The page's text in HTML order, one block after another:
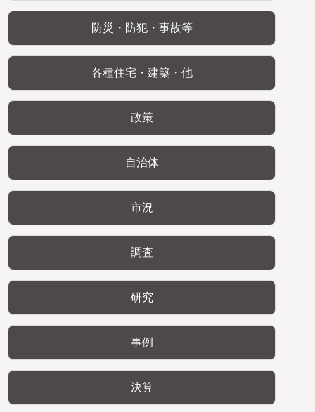
防災・防犯・事故等
各種住宅・建築・他
政策
自治体
市況
調査
研究
事例
決算